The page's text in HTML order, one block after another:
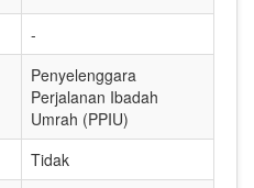
-
Penyelenggara
Perjalanan Ibadah
Umrah (PPIU)
Tidak